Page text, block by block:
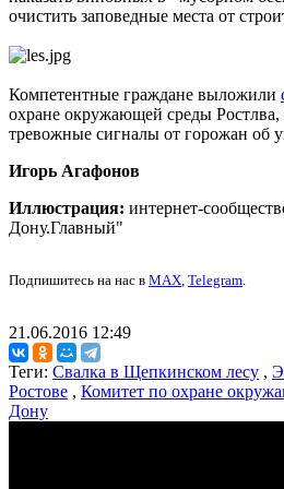
очистить заповедные места от
Компетентные граждане выложили
охране окружающей среды
тревожные сигналы от горожан об
Игорь Агафонов
Иллюстрация: интернет-
Дону.Главный"
Подпишитесь на нас в MAX, Telegram.
21.06.2016 12:49
Теги: Свалка в Щепкинском лесу ,
Ростове , Комитет по охране
Дону